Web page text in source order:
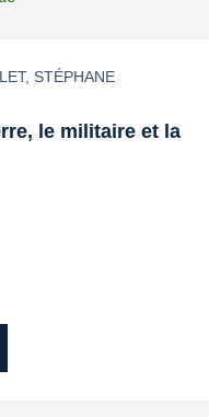
, STÉPHANE
le militaire et la